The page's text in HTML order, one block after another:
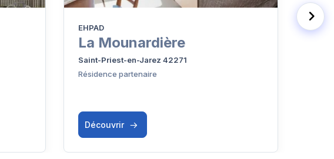
EHPAD
La Mounardière
Saint-Priest-en-Jarez 42271
Résidence partenaire
Découvrir